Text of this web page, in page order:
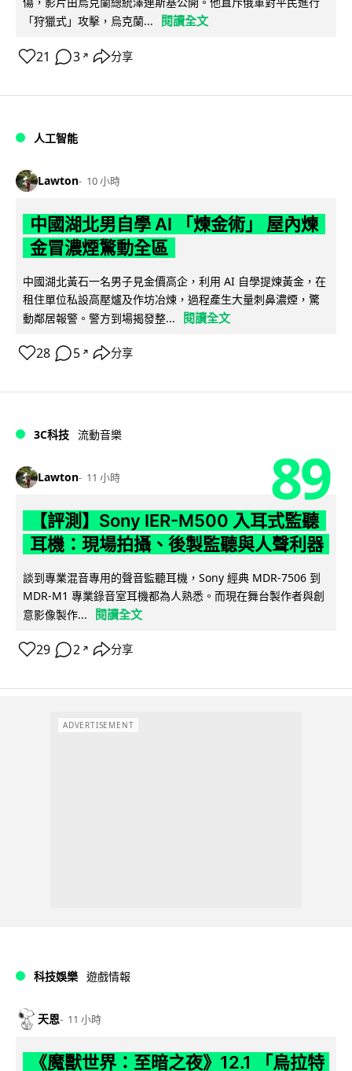
「狩獵式」攻擊，烏克蘭...
閱讀全文
21 3 ↗ 分享
人工智能
Lawton 10 小時
中國湖北男自學 AI 「煉金術」 屋內煉
金冒濃煙驚動全區
中國湖北黃石一名男子見金價高企，利用 AI 自學提煉黃金，在
租住單位私設高壓爐及作坊冶煉，過程產生大量刺鼻濃煙，驚
動鄰居報警。警方到場揭發整...
閱讀全文
28 5 ↗ 分享
3C科技 流動音樂
Lawton 11 小時 89
【評測】Sony IER-M500 入耳式監聽
耳機：現場拍攝、後製監聽與人聲利器
談到專業混音專用的聲音監聽耳機，Sony 經典 MDR-7506 到
MDR-M1 專業錄音室耳機都為人熟悉。而現在舞台製作者與創
意影像製作...
閱讀全文
29 2 ↗ 分享
ADVERTISEMENT
科技娛樂 遊戲情報
天恩 11 小時
《魔獸世界：至暗之夜》12.1 「烏拉特